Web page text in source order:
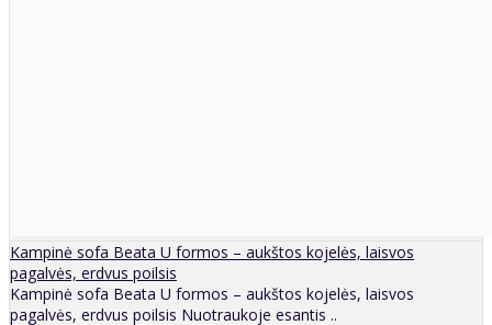
Kampinė sofa Beata U formos – aukštos kojelės, laisvos
pagalvės, erdvus poilsis
Kampinė sofa Beata U formos – aukštos kojelės, laisvos
pagalvės, erdvus poilsis Nuotraukoje esantis ..